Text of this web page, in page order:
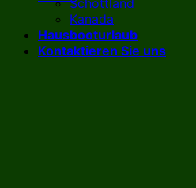
Schottland
Kanada
Hausbooturlaub
Kontaktieren Sie uns